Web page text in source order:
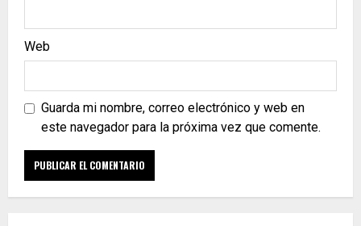
Web
Guarda mi nombre, correo electrónico y web en
este navegador para la próxima vez que comente.